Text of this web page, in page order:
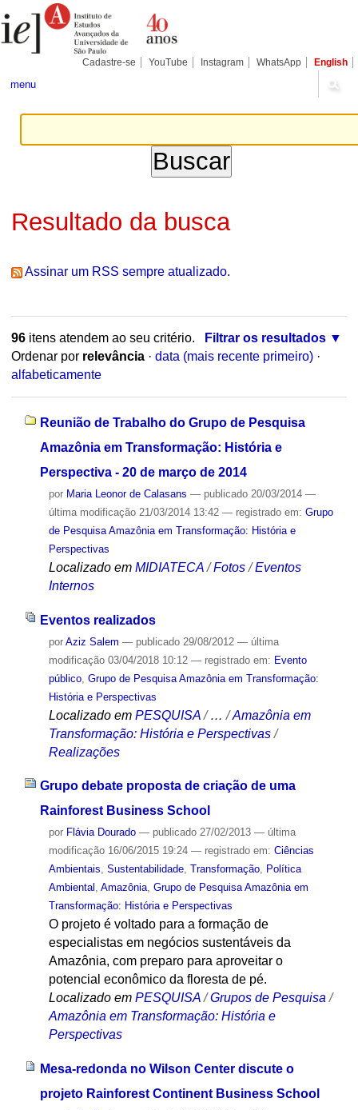
para
conteúdo.
Pessoais
Cadastre-se YouTube Instagram WhatsApp English
menu
Resultado da busca
Assinar um RSS sempre atualizado.
96itens atendem ao seu critério.
Filtrar os resultados
Ordenar por relevância · data (mais recente primeiro) ·
alfabeticamente
Reunião de Trabalho do Grupo de Pesquisa
Amazônia em Transformação: História e
Perspectiva - 20 de março de 2014
por Maria Leonor de Calasans — publicado20/03/2014 —
última modificação21/03/2014 13:42 — registrado em: Grupo
de Pesquisa Amazônia em Transformação: História e
Perspectivas
Localizado em MIDIATECA /Fotos /Eventos
Internos
Eventos realizados
por Aziz Salem — publicado29/08/2012 — última
modificação03/04/2018 10:12 — registrado em: Evento
público, Grupo de Pesquisa Amazônia em Transformação:
História e Perspectivas
Localizado em PESQUISA /…/Amazônia em
Transformação: História e Perspectivas /
Realizações
Grupo debate proposta de criação de uma
Rainforest Business School
por Flávia Dourado — publicado27/02/2013 — última
modificação16/06/2015 19:24 — registrado em: Ciências
Ambientais, Sustentabilidade, Transformação, Política
Ambiental , Amazônia, Grupo de Pesquisa Amazônia em
Transformação: História e Perspectivas
O projeto é voltado para a formação de
especialistas em negócios sustentáveis da
Amazônia, com preparo para aproveitar o
potencial econômico da floresta de pé.
Localizado em PESQUISA /Grupos de Pesquisa /
Amazônia em Transformação: História e
Perspectivas
Mesa-redonda no Wilson Center discute o
projeto Rainforest Continent Business School